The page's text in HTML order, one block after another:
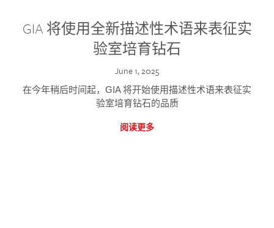
GIA 将使用全新描述性术语来表征实
验室培育钻石
June 1, 2025
在今年稍后时间起，GIA 将开始使用描述性术语来表征实
验室培育钻石的品质
阅读更多